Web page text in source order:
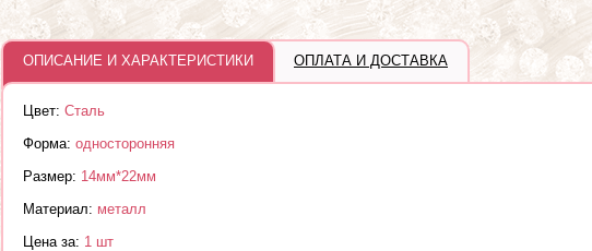
ОПИСАНИЕ И ХАРАКТЕРИСТИКИ ОПЛАТА И ДОСТАВКА
Цвет: Сталь
Форма: односторонняя
Размер: 14мм*22мм
Материал: металл
Цена за: 1 шт